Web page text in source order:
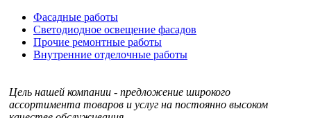
Фасадные работы
Светодиодное освещение фасадов
Прочие ремонтные работы
Внутренние отделочные работы
Цель нашей компании - предложение широкого
ассортимента товаров и услуг на постоянно высоком